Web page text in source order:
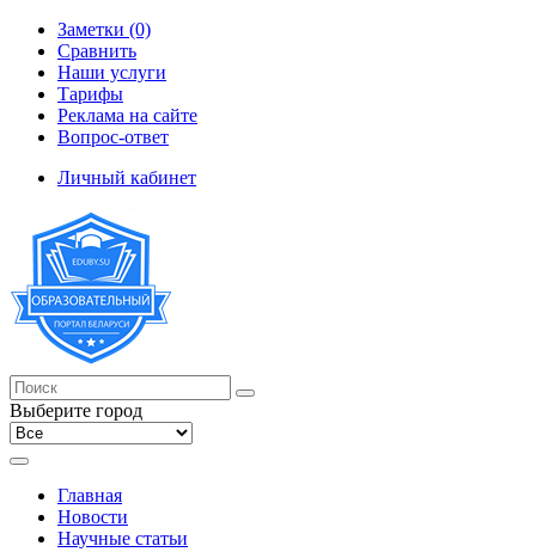
Заметки (0)
Сравнить
Наши услуги
Тарифы
Реклама на сайте
Вопрос-ответ
Личный кабинет
Выберите город
Главная
Новости
Научные статьи